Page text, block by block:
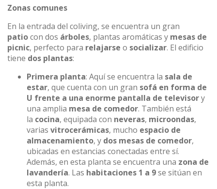
Zonas comunes
En la entrada del coliving, se encuentra un gran
patiocon dos árboles, plantas aromáticas y mesas de
picnic, perfecto para relajarse o socializar. El edificio
tiene dos plantas:
Primera planta: Aquí se encuentra la sala de
estar, que cuenta con un gran sofá en forma de
U frente a una enorme pantalla de televisory
una amplia mesa de comedor. También está
la cocina, equipada con neveras, microondas,
varias vitrocerámicas, mucho espacio de
almacenamiento, y dos mesas de comedor,
ubicadas en estancias conectadas entre sí.
Además, en esta planta se encuentra una zona de
lavandería. Las habitaciones 1 a 9se sitúan en
esta planta.